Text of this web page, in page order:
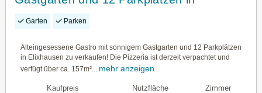
Elixhausen zu verkaufen!
Garten Parken
Alteingesessene Gastro mit sonnigem Gastgarten und 12 Parkplätzen
in Elixhausen zu verkaufen! Die Pizzeria ist derzeit verpachtet und
verfügt über ca. 157m²...
mehr anzeigen
Kaufpreis Nutzfläche Zimmer